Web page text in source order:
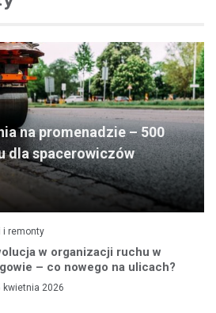
na promenadzie – 500
dla spacerowiczów
i remonty
w organizacji ruchu w
– co nowego na ulicach?
kwietnia 2026